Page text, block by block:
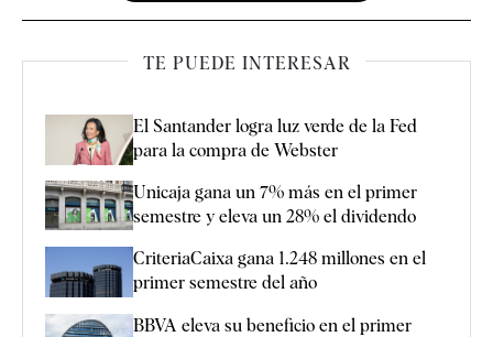
TE PUEDE INTERESAR
El Santander logra luz verde de la Fed
para la compra de Webster
Unicaja gana un 7% más en el primer
semestre y eleva un 28% el dividendo
CriteriaCaixa gana 1.248 millones en el
primer semestre del año
BBVA eleva su beneficio en el primer